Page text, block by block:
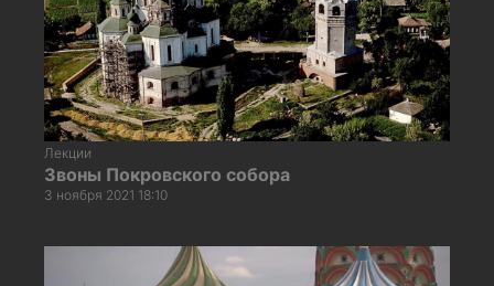
Лекции
Звоны Покровского собора
3 ноября 2021 18:10